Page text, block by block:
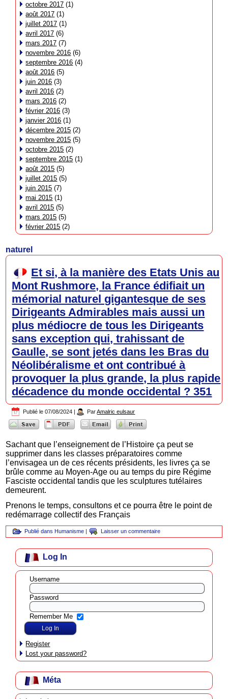
octobre 2017 (1)
août 2017 (1)
juillet 2017 (1)
avril 2017 (6)
mars 2017 (7)
novembre 2016 (6)
septembre 2016 (4)
août 2016 (5)
juin 2016 (3)
avril 2016 (2)
mars 2016 (2)
février 2016 (3)
janvier 2016 (1)
décembre 2015 (2)
novembre 2015 (5)
octobre 2015 (2)
septembre 2015 (1)
août 2015 (5)
juillet 2015 (5)
juin 2015 (7)
mai 2015 (1)
avril 2015 (5)
mars 2015 (5)
février 2015 (2)
naturel
Et si, à la manière des Etats Unis au
Mont Rushmore, la France édifiait un
mémorial naturel gigantesque de ses
Dirigeants Admirables mais aussi un
plus médiocre de tous les Dirigeants
sans exception qui, trahissant de
Gaulle, se sont jetés dans les Bras du
Néolibéralisme et ont contribué à
provoquer la plus grande, la plus rapide
décadence du monde occidental ? 351
Publié le 07/08/2024 | Par Amalric eulsaur
Sachant que l’enseignement de l’Histoire ça peut se
supprimer dans les classes préparatoires comme
l’envisagea un de ces récents présidents, les livres ça se
brûle comme au Moyen-Age ou au temps du pire Régime
Fasciste occidental tandis que les sculptures tutélaires
demeurent.
Prenons le temps, consultons et ce pourra être le point de
redémarrage collectif des Français
Publié dans Humanisme | Laisser un commentaire
Log In
Username
Password
Remember Me
Register
Lost your password?
Méta